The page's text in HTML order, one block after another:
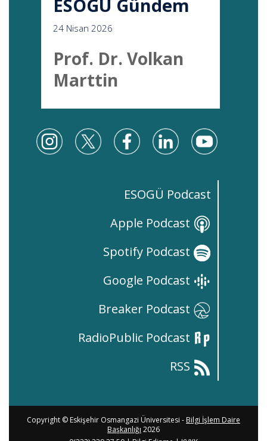
ESOGÜ Gündem
24 Nisan 2026
Prof. Dr. Volkan
Marttin
ESOGÜ Podcast
Apple Podcast
Spotify Podcast
Google Podcast
Breaker Podcast
RadioPublic Podcast
RSS
Copyright © Eskişehir Osmangazi Üniversitesi - Bilgi İşlem Daire
Başkanlığı 2026